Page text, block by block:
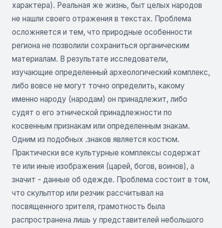
характера). Реальная же жизнь, быт целых народов
не нашли своего отражения в текстах. Проблема
осложняется и тем, что природные особенности
региона не позволили со­храниться органическим
материалам. В результате исследо­ватели,
изучающие определенный археологический комплекс,
либо вовсе не могут точно определить, какому
именно народу (народам) он принадлежит, либо
судят о его этнической принадлежности по
косвенным признакам или опре­деленным знакам.
Одним из подобных .знаков является костюм.
Практи­чески все культурные комплексы содержат
те или иные изображения (царей, богов, воинов), а
значит - данные об одежде. Проблема состоит в том,
что скульптор или резчик рассчитывал на
посвященного зрителя, грамотность была
распространена лишь у представителей небольшого